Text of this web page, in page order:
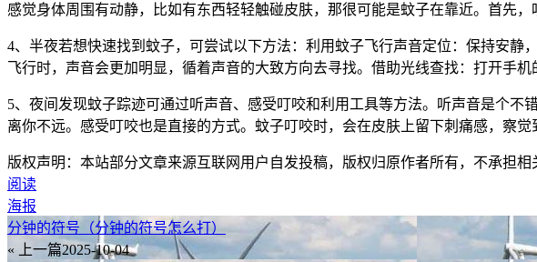
感觉身体周围有动静，比如有东西轻轻触碰皮肤，那很可能是蚊子在靠近。首先，
4、半夜若想快速找到蚊子，可尝试以下方法：利用蚊子飞行声音定位：保持安
飞行时，声音会更加明显，循着声音的大致方向去寻找。借助光线查找：打开手机
5、夜间发现蚊子踪迹可通过听声音、感受叮咬和利用工具等方法。听声音是个
离你不远。感受叮咬也是直接的方式。蚊子叮咬时，会在皮肤上留下刺痛感，察觉
版权声明：本站部分文章来源互联网用户自发投稿，版权归原作者所有，不承担相
阅读
海报
分钟的符号（分钟的符号怎么打）
« 上一篇2025-10-04